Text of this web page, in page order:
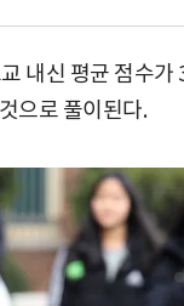
내신 평균 점수가
으로 풀이된다.